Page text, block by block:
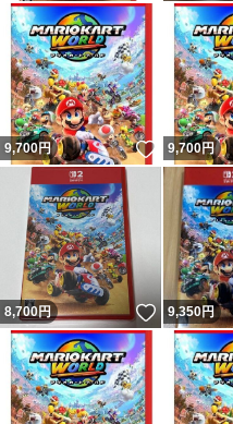
9,700円 いいね！
9,700円
8,700円 いいね！
9,350円